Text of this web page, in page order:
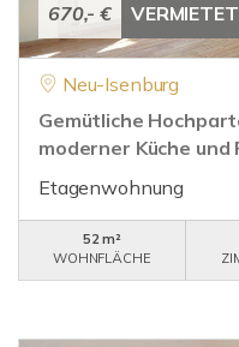
670,- € VERMIETET
Neu-Isenburg
Gemütliche
moderner Küche
Etagenwohnung
52 m²
WOHNFLÄCHE